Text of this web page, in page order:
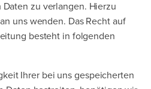
zu verlangen. Hierzu
uns wenden. Das Recht auf
besteht in folgenden
Ihrer bei uns gespeicherten